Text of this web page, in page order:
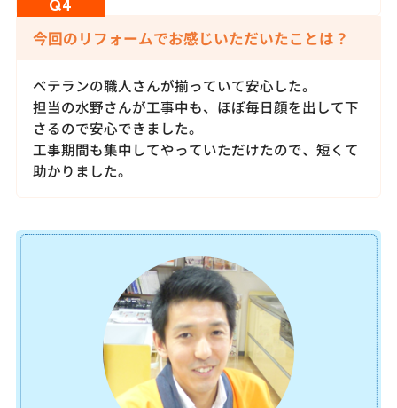
今回のリフォームでお感じいただいたことは？
ベテランの職人さんが揃っていて安心した。
担当の水野さんが工事中も、ほぼ毎日顔を出して下
さるので安心できました。
工事期間も集中してやっていただけたので、短くて
助かりました。